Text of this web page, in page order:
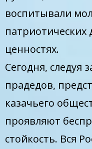
воспитывали
патриотических
ценностях.
Сегодня, следуя
прадедов,
казачьего
проявляют
стойкость. Вся